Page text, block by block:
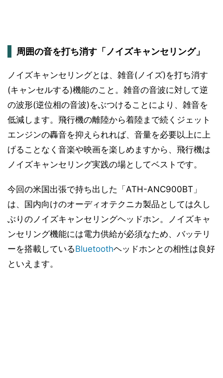
周囲の音を打ち消す「ノイズキャンセリング」
ノイズキャンセリングとは、雑音(ノイズ)を打ち消す
(キャンセルする)機能のこと。雑音の音波に対して逆
の波形(逆位相の音波)をぶつけることにより、雑音を
低減します。飛行機の離陸から着陸まで続くジェット
エンジンの轟音を抑えられれば、音量を必要以上に上
げることなく音楽や映画を楽しめますから、飛行機は
ノイズキャンセリング実践の場としてベストです。
今回の米国出張で持ち出した「ATH-ANC900BT」
は、国内向けのオーディオテクニカ製品としては久し
ぶりのノイズキャンセリングヘッドホン。ノイズキャ
ンセリング機能には電力供給が必須なため、バッテリ
ーを搭載しているBluetoothヘッドホンとの相性は良好
といえます。